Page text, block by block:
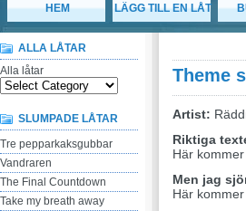
HEM LÄGG TILL EN LÅT
ALLA LÅTAR
Alla låtar
SLUMPADE LÅTAR
Tre pepparkaksgubbar
Vandraren
The Final Countdown
Take my breath away
Theme
Artist:
Riktiga
Här
Men jag
Här